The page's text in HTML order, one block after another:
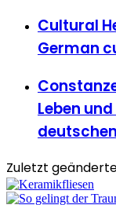
Cultural
German
Leben
Zuletzt